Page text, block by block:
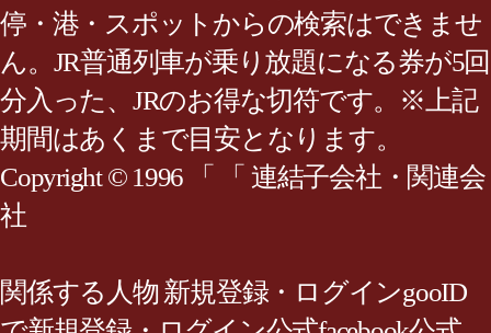
停・港・スポットからの検索はできませ
ん。JR普通列車が乗り放題になる券が5回
分入った、JRのお得な切符です。※上記
期間はあくまで目安となります。
Copyright © 1996 「 「 連結子会社・関連会
社
関係する人物 新規登録・ログインgooID